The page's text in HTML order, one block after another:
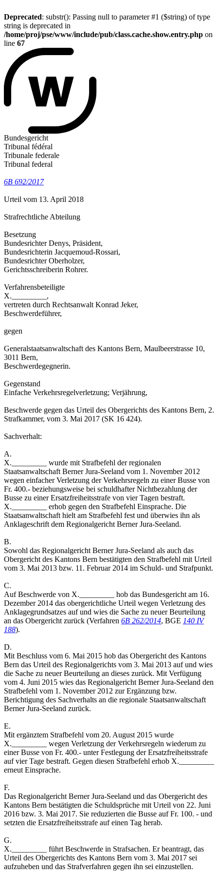
Deprecated: substr(): Passing null to parameter #1 ($string) of type
string is deprecated in
/home/proj/pse/www/include/pub/class.cache.show.entry.php on
line 67
Bundesgericht
Tribunal fédéral
Tribunale federale
Tribunal federal
6B 692/2017
Urteil vom 13. April 2018
Strafrechtliche Abteilung
Besetzung
Bundesrichter Denys, Präsident,
Bundesrichterin Jacquemoud-Rossari,
Bundesrichter Oberholzer,
Gerichtsschreiberin Rohrer.
Verfahrensbeteiligte
X._________,
vertreten durch Rechtsanwalt Konrad Jeker,
Beschwerdeführer,
gegen
Generalstaatsanwaltschaft des Kantons Bern, Maulbeerstrasse 10,
3011 Bern,
Beschwerdegegnerin.
Gegenstand
Einfache Verkehrsregelverletzung; Verjährung,
Beschwerde gegen das Urteil des Obergerichts des Kantons Bern, 2.
Strafkammer, vom 3. Mai 2017 (SK 16 424).
Sachverhalt:
A.
X._________ wurde mit Strafbefehl der regionalen
Staatsanwaltschaft Berner Jura-Seeland vom 1. November 2012
wegen einfacher Verletzung der Verkehrsregeln zu einer Busse von
Fr. 400.- beziehungsweise bei schuldhafter Nichtbezahlung der
Busse zu einer Ersatzfreiheitsstrafe von vier Tagen bestraft.
X._________ erhob gegen den Strafbefehl Einsprache. Die
Staatsanwaltschaft hielt am Strafbefehl fest und überwies ihn als
Anklageschrift dem Regionalgericht Berner Jura-Seeland.
B.
Sowohl das Regionalgericht Berner Jura-Seeland als auch das
Obergericht des Kantons Bern bestätigten den Strafbefehl mit Urteil
vom 3. Mai 2013 bzw. 11. Februar 2014 im Schuld- und Strafpunkt.
C.
Auf Beschwerde von X._________ hob das Bundesgericht am 16.
Dezember 2014 das obergerichtliche Urteil wegen Verletzung des
Anklagegrundsatzes auf und wies die Sache zu neuer Beurteilung
an das Obergericht zurück (Verfahren 6B 262/2014, BGE 140 IV
188).
D.
Mit Beschluss vom 6. Mai 2015 hob das Obergericht des Kantons
Bern das Urteil des Regionalgerichts vom 3. Mai 2013 auf und wies
die Sache zu neuer Beurteilung an dieses zurück. Mit Verfügung
vom 4. Juni 2015 wies das Regionalgericht Berner Jura-Seeland den
Strafbefehl vom 1. November 2012 zur Ergänzung bzw.
Berichtigung des Sachverhalts an die regionale Staatsanwaltschaft
Berner Jura-Seeland zurück.
E.
Mit ergänztem Strafbefehl vom 20. August 2015 wurde
X._________ wegen Verletzung der Verkehrsregeln wiederum zu
einer Busse von Fr. 400.- unter Festlegung der Ersatzfreiheitsstrafe
auf vier Tage bestraft. Gegen diesen Strafbefehl erhob X._________
erneut Einsprache.
F.
Das Regionalgericht Berner Jura-Seeland und das Obergericht des
Kantons Bern bestätigten die Schuldsprüche mit Urteil von 22. Juni
2016 bzw. 3. Mai 2017. Sie reduzierten die Busse auf Fr. 100. - und
setzten die Ersatzfreiheitsstrafe auf einen Tag herab.
G.
X._________ führt Beschwerde in Strafsachen. Er beantragt, das
Urteil des Obergerichts des Kantons Bern vom 3. Mai 2017 sei
aufzuheben und das Strafverfahren gegen ihn sei einzustellen.